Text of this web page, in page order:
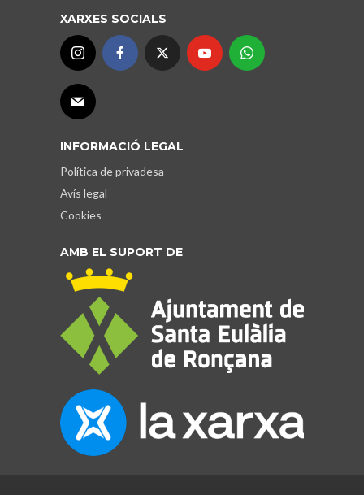
XARXES SOCIALS
INFORMACIÓ LEGAL
Política de privadesa
Avís legal
Cookies
AMB EL SUPORT DE